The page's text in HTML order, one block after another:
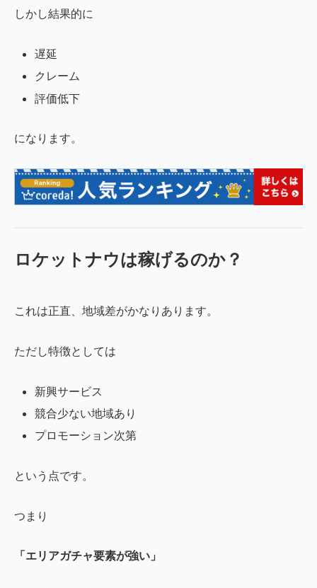
しかし結果的に
遅延
クレーム
評価低下
になります。
ロケットナウは稼げるのか？
これは正直、地域差がかなりあります。
ただし特徴としては
新興サービス
競合少ない地域あり
プロモーション次第
という点です。
つまり
「エリアガチャ要素が強い」